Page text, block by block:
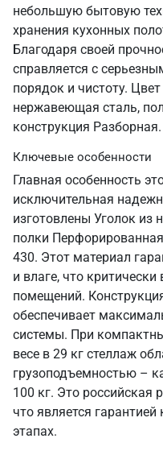
небольшую бытовую
хранения кухонных
Благодаря своей
справляется с
порядок и чистоту.
нержавеющая сталь,
конструкция
Ключевые особенности
Главная особенность
исключительная
изготовлены Уголок из
полки
430. Этот материал
и влаге, что
помещений.
обеспечивает
системы. При
весе в 29 кг стеллаж
грузоподъемностью –
100 кг. Это российская
что является
этапах.